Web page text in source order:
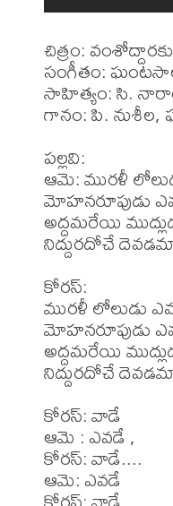
చిత్రం:
సంగీతం:
సాహిత్యం: సి.
గానం: పి.
పల్లవి:
ఆమె: మురళీ
మోహనరూపుడు
అద్దమరేయి
నిద్దురదోచే
కోరస్:
మురళీ లోలుడు
మోహనరూపుడు
అద్దమరేయి
నిద్దురదోచే
కోరస్: వాడే
ఆమె : ఎవడే ,
కోరస్: వాడే....
ఆమె: ఎవడే